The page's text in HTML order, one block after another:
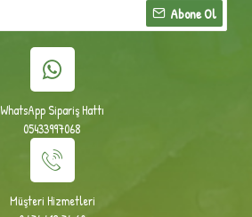
Abone Ol
WhatsApp Sipariş Hattı
05433997068
Müşteri Hizmetleri